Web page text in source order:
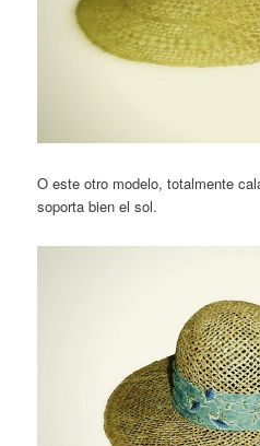
O este otro modelo, totalmente
soporta bien el sol.